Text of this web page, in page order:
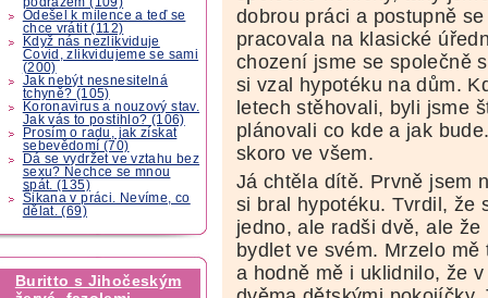
Odešel k milence a teď se
chce vrátit (112)
Když nás nezlikviduje
Covid, zlikvidujeme se sami
(200)
Jak nebýt nesnesitelná
tchyně? (105)
Koronavirus a nouzový stav.
Jak vás to postihlo? (106)
Prosím o radu, jak získat
sebevědomí (70)
Dá se vydržet ve vztahu bez
sexu? Nechce se mnou
spát. (135)
Šikana v práci. Nevíme, co
dělat. (69)
Buritto s Jihočeským
dobrou práci a postupně
pracovala na klasické
chození jsme se společně
si vzal hypotéku na dům.
letech stěhovali, byli jsme
plánovali co kde a jak
skoro ve všem.
Já chtěla dítě. Prvně jsem
si bral hypotéku. Tvrdil, že
jedno, ale radši dvě, ale
bydlet ve svém. Mrzelo
a hodně mě i uklidnilo, že